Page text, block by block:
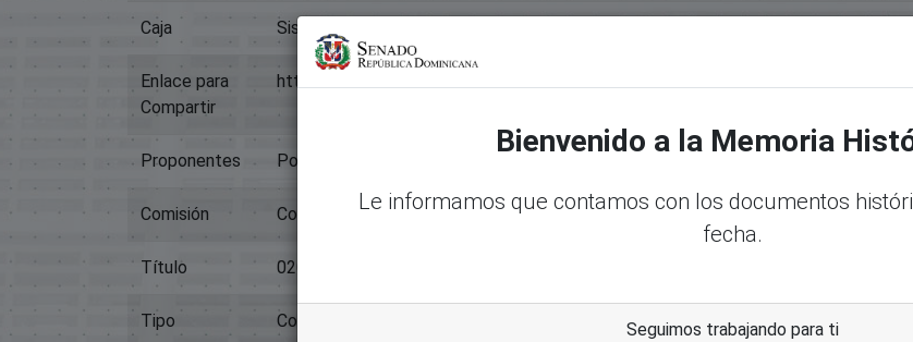
Caja Sistema Legislativo
Enlace para
Compartir
https://memoriahistorica.senadord.gob.do/handle/123456789/4780
Proponentes Poder Ejecutivo
Comisión Contratos
Título 02010-00652-00653-00663-00720-00726 Y 00724-2000 Informe De La Comisión
Tipo Contratos: Venta De Inmuebles, Enmiendas Y Donaciones
Bienvenido a la Memoria
Le informamos que contamos con los documentos
fecha.
Seguimos trabajando para ti